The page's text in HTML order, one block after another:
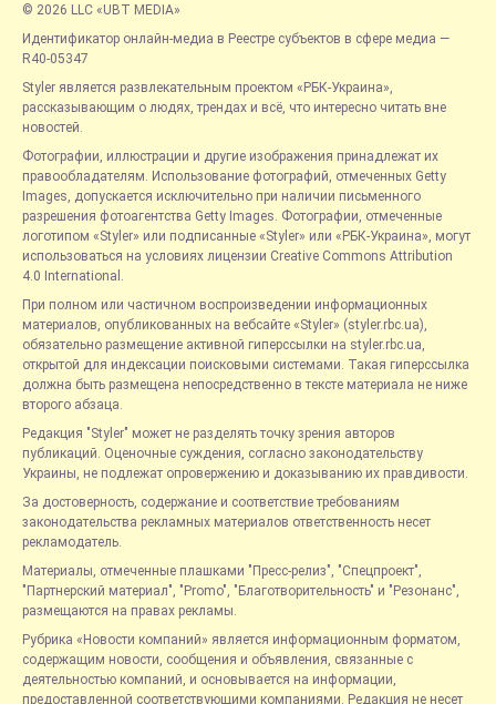
© 2026 LLC «UBT MEDIA»
Идентификатор онлайн-медиа в Реестре субъектов в сфере медиа —
R40-05347
Styler является развлекательным проектом «РБК-Украина»,
рассказывающим о людях, трендах и всё, что интересно читать вне
новостей.
Фотографии, иллюстрации и другие изображения принадлежат их
правообладателям. Использование фотографий, отмеченных Getty
Images, допускается исключительно при наличии письменного
разрешения фотоагентства Getty Images. Фотографии, отмеченные
логотипом «Styler» или подписанные «Styler» или «РБК-Украина», могут
использоваться на условиях лицензии Creative Commons Attribution
4.0 International.
При полном или частичном воспроизведении информационных
материалов, опубликованных на вебсайте «Styler» (styler.rbc.ua),
обязательно размещение активной гиперссылки на styler.rbc.ua,
открытой для индексации поисковыми системами. Такая гиперссылка
должна быть размещена непосредственно в тексте материала не ниже
второго абзаца.
Редакция "Styler" может не разделять точку зрения авторов
публикаций. Оценочные суждения, согласно законодательству
Украины, не подлежат опровержению и доказыванию их правдивости.
За достоверность, содержание и соответствие требованиям
законодательства рекламных материалов ответственность несет
рекламодатель.
Материалы, отмеченные плашками "Пресс-релиз", "Спецпроект",
"Партнерский материал", "Promo", "Благотворительность" и "Резонанс",
размещаются на правах рекламы.
Рубрика «Новости компаний» является информационным форматом,
содержащим новости, сообщения и объявления, связанные с
деятельностью компаний, и основывается на информации,
предоставленной соответствующими компаниями. Редакция не несет